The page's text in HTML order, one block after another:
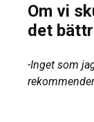
Om vi
det
-Inget som